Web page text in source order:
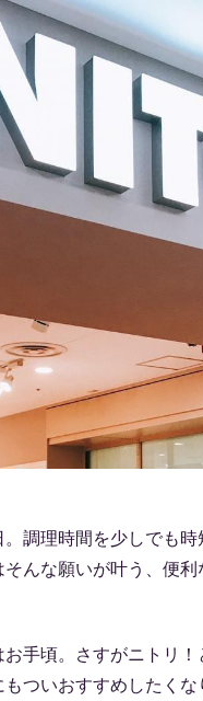
調理時間を少しでも
んな願いが叶う、便
手頃。さすがニトリ
ついおすすめしたくな